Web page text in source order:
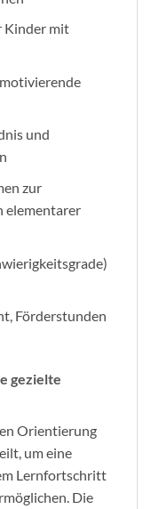
Kinder mit
und
zur
elementarer
Förderstunden
gezielte
Orientierung
um eine
Lernfortschritt
Die